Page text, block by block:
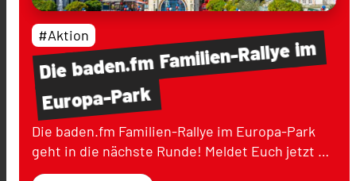
Diebaden.fmFamilien-Rallyeim
Europa-Park
#Aktion
Die baden.fm Familien-Rallye im Europa-Park
geht in die nächste Runde! Meldet Euch jetzt …